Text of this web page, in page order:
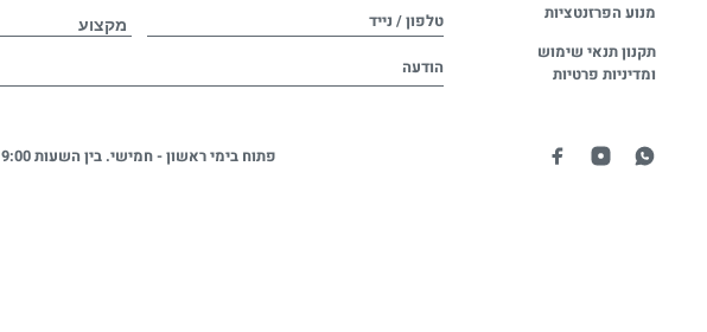
טלפון / נייד
הודעה
מנוע הפרזנטציות
תקנון תנאי שימוש
ומדיניות פרטיות
פתוח בימי ראשון - חמישי. בין השעות9:00 עד 17:00